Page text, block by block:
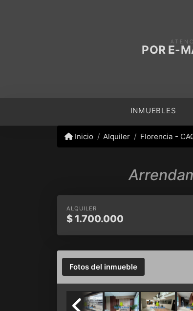
POR E-
INMUEBLES
Inicio Alquiler Florencia -
ALQUILER
$ 1.700.000
Fotos del inmueble